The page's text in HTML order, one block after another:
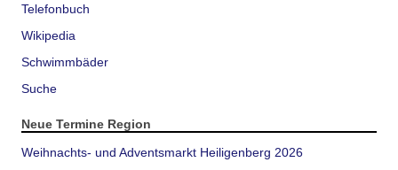
Telefonbuch
Wikipedia
Schwimmbäder
Suche
Neue Termine Region
Weihnachts- und Adventsmarkt Heiligenberg 2026